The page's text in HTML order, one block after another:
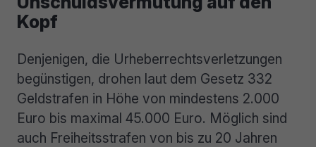
Kopf
Denjenigen, die Urheberrechtsverletzungen
begünstigen, drohen laut dem Gesetz 332
Geldstrafen in Höhe von mindestens 2.000
Euro bis maximal 45.000 Euro. Möglich sind
auch Freiheitsstrafen von bis zu 20 Jahren